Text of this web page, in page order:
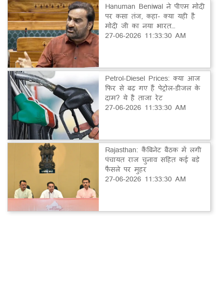
Hanuman Beniwal ने पीएम मोदी
पर कसा तंज, कहा- क्या यही है
मोदी जी का नया भारत…
27-06-2026 11:33:30 AM
Petrol-Diesel Prices: क्या आज
फिर से बढ़ गए हैं पेट्रोल-डीजल के
दाम? ये है ताजा रेट
27-06-2026 11:33:30 AM
Rajasthan: कैबिनेट बैठक में लगी
पंचायत राज चुनाव सहित कई बड़े
फैसले पर मुहर
27-06-2026 11:33:30 AM